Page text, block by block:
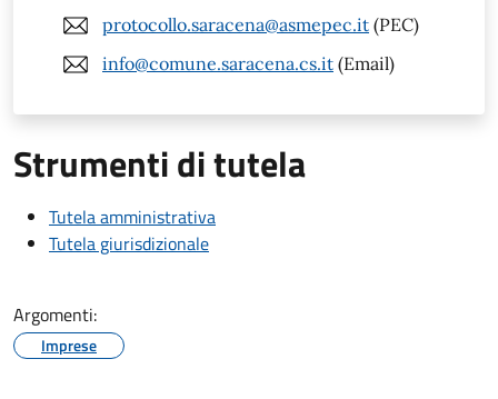
protocollo.saracena@asmepec.it (PEC)
info@comune.saracena.cs.it (Email)
Strumenti di tutela
Tutela amministrativa
Tutela giurisdizionale
Argomenti:
Imprese